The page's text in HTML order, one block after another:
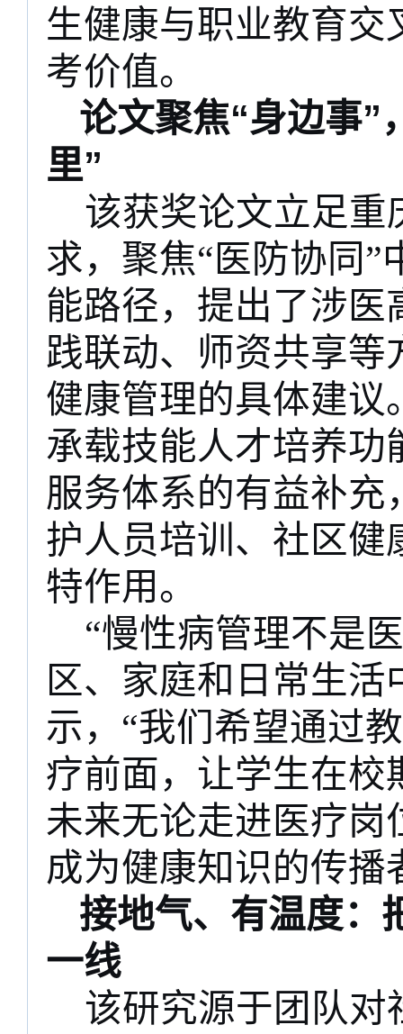
生健康与职业教育交
考价值。
论文聚焦“身边事”
里”
该获奖论文立足重
求，聚焦“医防协同
能路径，提出了涉医
践联动、师资共享等
健康管理的具体建议
承载技能人才培养功
服务体系的有益补充
护人员培训、社区健
特作用。
“慢性病管理不是
区、家庭和日常生
示，“我们希望通过
疗前面，让学生在校
未来无论走进医疗岗
成为健康知识的传播
接地气、有温度：
一线
该研究源于团队对